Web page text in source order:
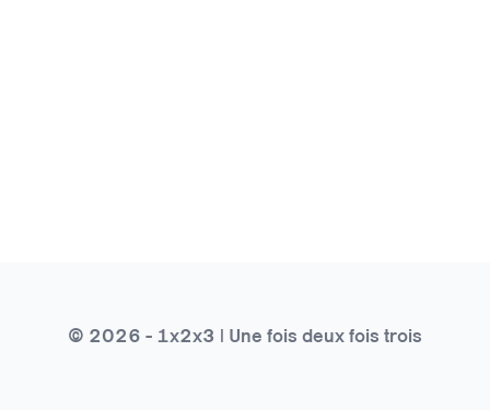
© 2026 - 1x2x3 | Une fois deux fois trois